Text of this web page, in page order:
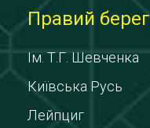
Правий берег
Ім. Т.Г. Шевченка
Київська Русь
Лейпциг